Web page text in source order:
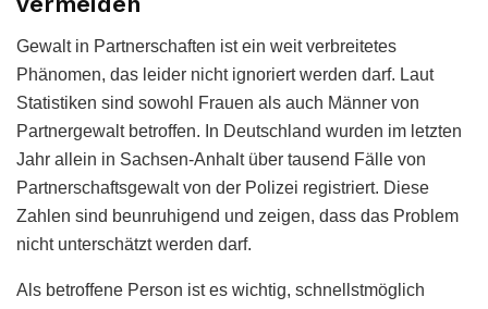
Gewalt in Partnerschaften ist ein weit verbreitetes
Phänomen, das leider nicht ignoriert werden darf. Laut
Statistiken sind sowohl Frauen als auch Männer von
Partnergewalt betroffen. In Deutschland wurden im letzten
Jahr allein in Sachsen-Anhalt über tausend Fälle von
Partnerschaftsgewalt von der Polizei registriert. Diese
Zahlen sind beunruhigend und zeigen, dass das Problem
nicht unterschätzt werden darf.
Als betroffene Person ist es wichtig, schnellstmöglich